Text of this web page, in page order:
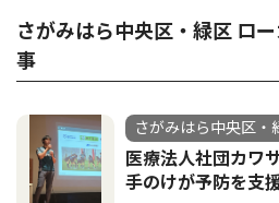
さがみはら中央区・緑区 ロ
事
さがみはら中央区・
医療法人社団カワ
手のけが予防を支